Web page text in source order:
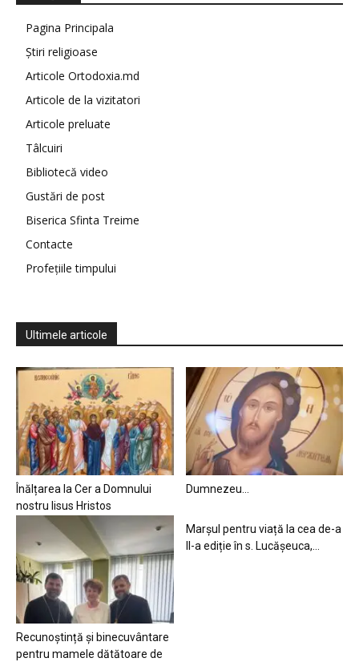
Pagina Principala
Știri religioase
Articole Ortodoxia.md
Articole de la vizitatori
Articole preluate
Tâlcuiri
Bibliotecă video
Gustări de post
Biserica Sfinta Treime
Contacte
Profețiile timpului
Ultimele articole
Înălțarea la Cer a Domnului
nostru Iisus Hristos
Dumnezeu…
Recunoștință și binecuvântare
pentru mamele dătătoare de
Marșul pentru viață la cea de-a
II-a ediție în s. Lucășeuca,...